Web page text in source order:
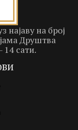
на број
Друштва
14 сати.